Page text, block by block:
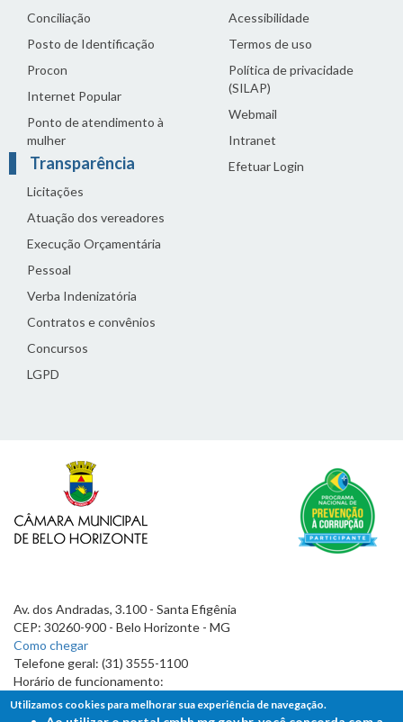
Conciliação
Posto de Identificação
Procon
Internet Popular
Ponto de atendimento à
mulher
Transparência
Licitações
Atuação dos vereadores
Execução Orçamentária
Pessoal
Verba Indenizatória
Contratos e convênios
Concursos
LGPD
Acessibilidade
Termos de uso
Política de privacidade
(SILAP)
Webmail
Intranet
Efetuar Login
Av. dos Andradas, 3.100 - Santa Efigênia
CEP: 30260-900 - Belo Horizonte - MG
Como chegar
Telefone geral: (31) 3555-1100
Horário de funcionamento:
7h às 19h
Utilizamos cookies para melhorar sua experiência de navegação.